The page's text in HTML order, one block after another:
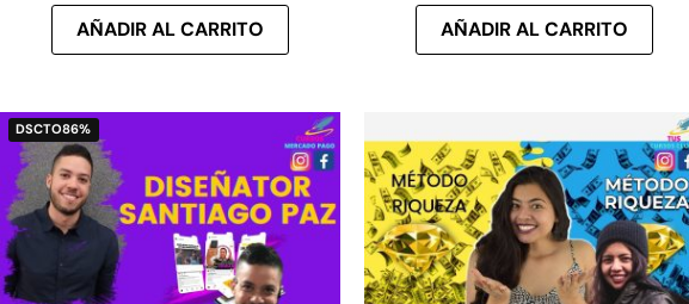
AÑADIR AL CARRITO AÑADIR AL CARRITO
DSCTO86%
original
era:
$29.
actual
es:
$4.